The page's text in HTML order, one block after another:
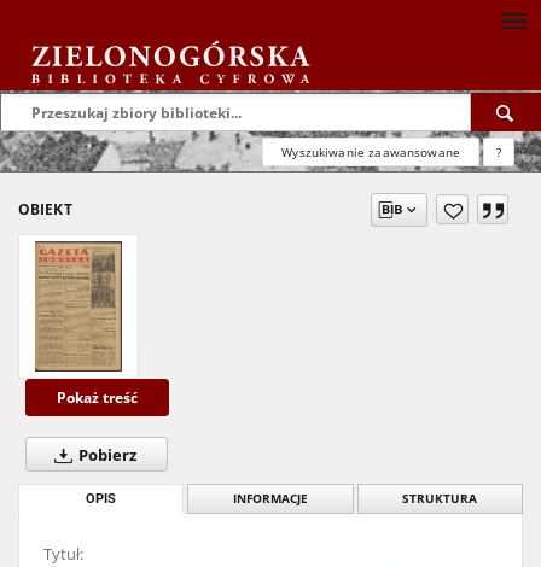
Wyszukiwanie zaawansowane ?
OBIEKT
Pokaż treść
Pobierz
OPIS INFORMACJE STRUKTURA
Tytuł: